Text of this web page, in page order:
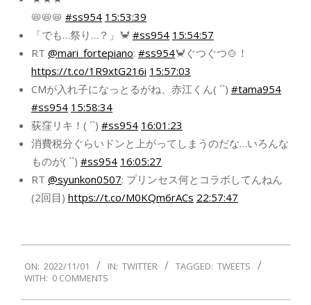
📛📛📛 #ss954 15:53:39
「でも…祭り…？」🦀 #ss954 15:54:57
RT @mari_fortepiano: #ss954🦀ぐつぐつ🍲！
https://t.co/1R9xtG216i 15:57:03
CMが入れ子になっとるがね、赤江くん( ´`) #tama954
#ss954 15:58:34
荻窪リキ！( ´`) #ss954 16:01:23
消費税分ぐらいドンと上がってしまうのだな…いろんな
ものが( ´`) #ss954 16:05:27
RT @syunkon0507: プリンセス何とコラボしてんねん
(2回目) https://t.co/M0KQm6rACs 22:57:47
11-
ON: 2022/11/01 IN: TWITTER TAGGED: TWEETS
WITH: 0 COMMENTS